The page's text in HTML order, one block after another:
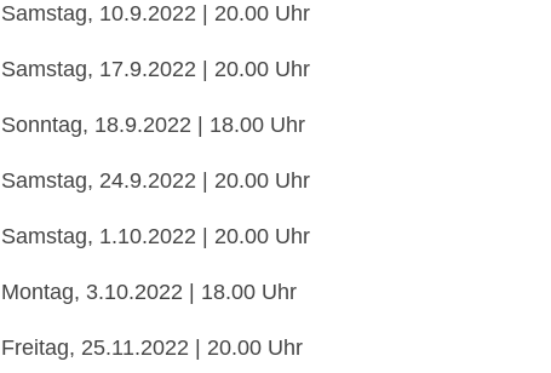
Samstag, 10.9.2022 | 20.00 Uhr
Samstag, 17.9.2022 | 20.00 Uhr
Sonntag, 18.9.2022 | 18.00 Uhr
Samstag, 24.9.2022 | 20.00 Uhr
Samstag, 1.10.2022 | 20.00 Uhr
Montag, 3.10.2022 | 18.00 Uhr
Freitag, 25.11.2022 | 20.00 Uhr